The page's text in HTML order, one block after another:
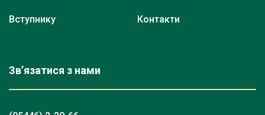
Вступнику Контакти
Зв’язатися з нами